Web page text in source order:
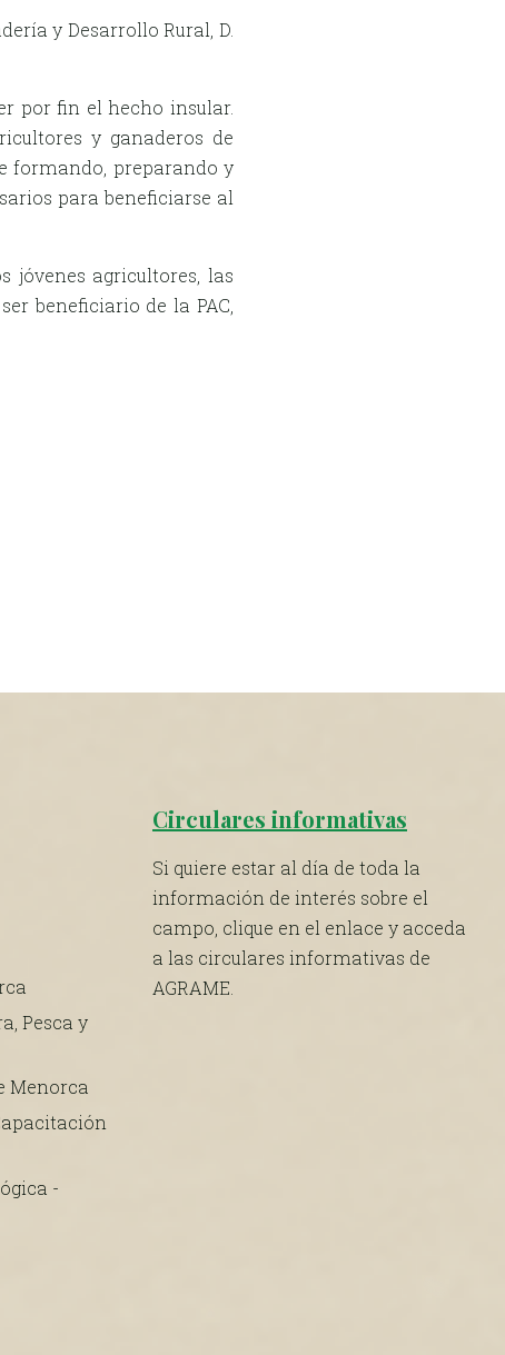
y Desarrollo Rural, D.
por fin el hecho insular.
y ganaderos de
formando, preparando y
para beneficiarse al
jóvenes agricultores, las
beneficiario de la PAC,
Pesca y
Menorca
-
Circulares informativas
Si quiere estar al día de toda la
información de interés sobre el
campo, clique en el enlace y acceda
a las circulares informativas de
AGRAME.